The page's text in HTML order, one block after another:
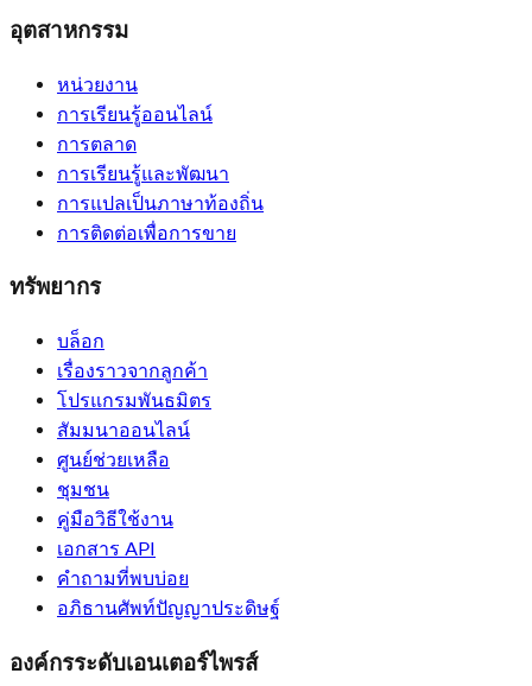
อุตสาหกรรม
หน่วยงาน
การเรียนรู้ออนไลน์
การตลาด
การเรียนรู้และพัฒนา
การแปลเป็นภาษาท้องถิ่น
การติดต่อเพื่อการขาย
ทรัพยากร
บล็อก
เรื่องราวจากลูกค้า
โปรแกรมพันธมิตร
สัมมนาออนไลน์
ศูนย์ช่วยเหลือ
ชุมชน
คู่มือวิธีใช้งาน
เอกสาร API
คำถามที่พบบ่อย
อภิธานศัพท์ปัญญาประดิษฐ์
องค์กรระดับเอนเตอร์ไพรส์